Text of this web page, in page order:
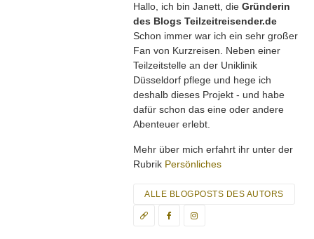
Hallo, ich bin Janett, die Gründerin
des Blogs Teilzeitreisender.de
Schon immer war ich ein sehr großer
Fan von Kurzreisen. Neben einer
Teilzeitstelle an der Uniklinik
Düsseldorf pflege und hege ich
deshalb dieses Projekt - und habe
dafür schon das eine oder andere
Abenteuer erlebt.
Mehr über mich erfahrt ihr unter der
Rubrik Persönliches
ALLE BLOGPOSTS DES AUTORS